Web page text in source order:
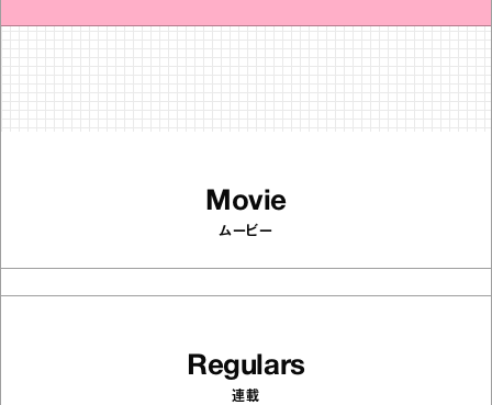
Movie
ムービー
Regulars
連載